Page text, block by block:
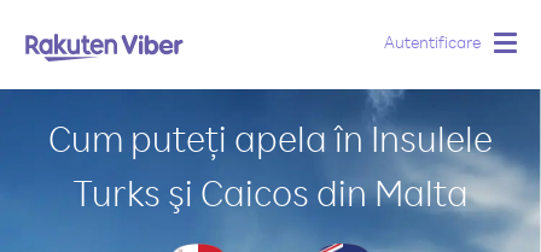
Autentificare
Cum puteți apela în Insulele
Turks şi Caicos din Malta